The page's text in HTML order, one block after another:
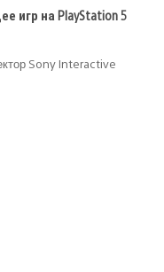
игр на PlayStation 5
Sony Interactive